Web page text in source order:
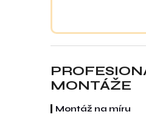
MONTÁŽE
Montáž na míru